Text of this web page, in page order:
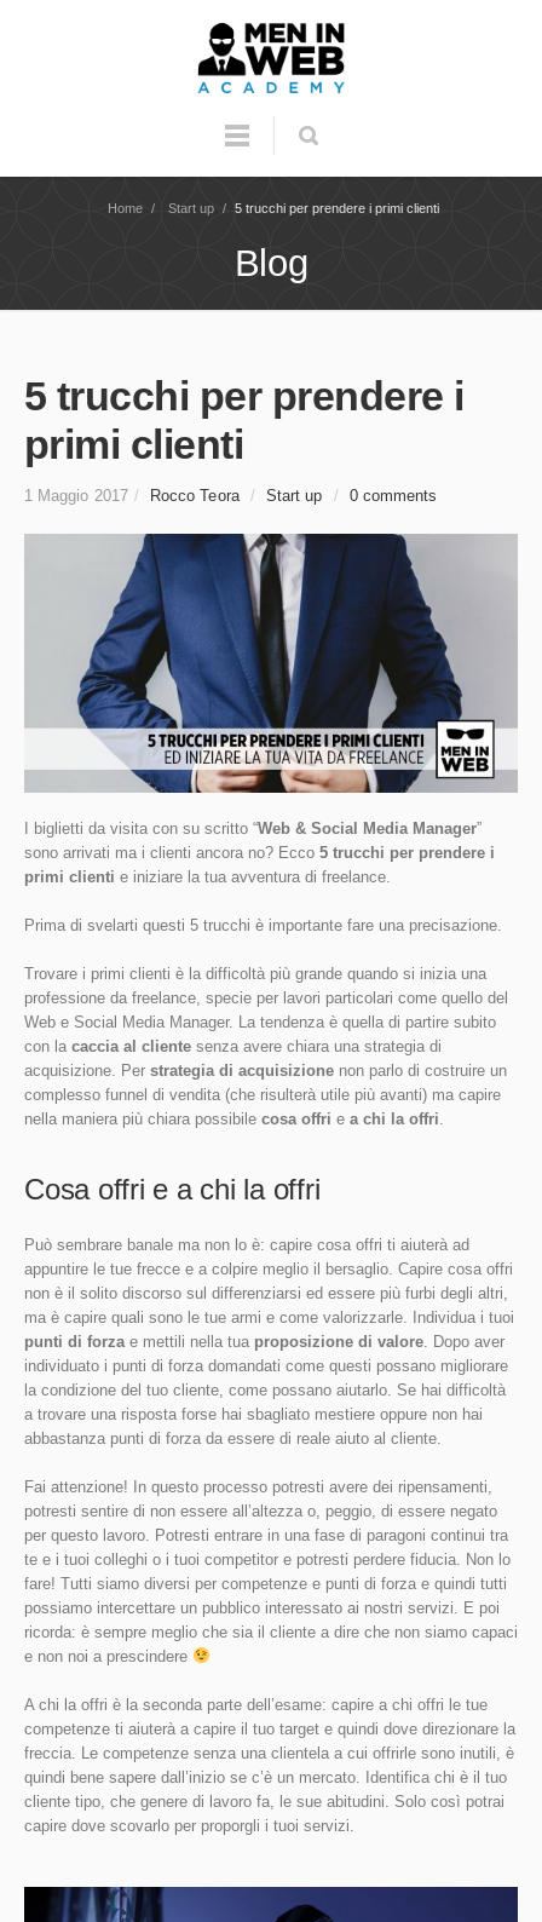
Home / Start up / 5 trucchi per prendere i primi clienti
Blog
5 trucchi per prendere i
primi clienti
1 Maggio 2017 / Rocco Teora / Start up / 0 comments
I biglietti da visita con su scritto “Web & Social Media Manager”
sono arrivati ma i clienti ancora no? Ecco 5 trucchi per prendere i
primi clienti e iniziare la tua avventura di freelance.
Prima di svelarti questi 5 trucchi è importante fare una precisazione.
Trovare i primi clienti è la difficoltà più grande quando si inizia una
professione da freelance, specie per lavori particolari come quello del
Web e Social Media Manager. La tendenza è quella di partire subito
con la caccia al cliente senza avere chiara una strategia di
acquisizione. Per strategia di acquisizione non parlo di costruire un
complesso funnel di vendita (che risulterà utile più avanti) ma capire
nella maniera più chiara possibile cosa offri e a chi la offri.
Cosa offri e a chi la offri
Può sembrare banale ma non lo è: capire cosa offri ti aiuterà ad
appuntire le tue frecce e a colpire meglio il bersaglio. Capire cosa offri
non è il solito discorso sul differenziarsi ed essere più furbi degli altri,
ma è capire quali sono le tue armi e come valorizzarle. Individua i tuoi
punti di forzae mettili nella tua proposizione di valore. Dopo aver
individuato i punti di forza domandati come questi possano migliorare
la condizione del tuo cliente, come possano aiutarlo. Se hai difficoltà
a trovare una risposta forse hai sbagliato mestiere oppure non hai
abbastanza punti di forza da essere di reale aiuto al cliente.
Fai attenzione! In questo processo potresti avere dei ripensamenti,
potresti sentire di non essere all’altezza o, peggio, di essere negato
per questo lavoro. Potresti entrare in una fase di paragoni continui tra
te e i tuoi colleghi o i tuoi competitor e potresti perdere fiducia. Non lo
fare! Tutti siamo diversi per competenze e punti di forza e quindi tutti
possiamo intercettare un pubblico interessato ai nostri servizi. E poi
ricorda: è sempre meglio che sia il cliente a dire che non siamo capaci
e non noi a prescindere
A chi la offri è la seconda parte dell’esame: capire a chi offri le tue
competenze ti aiuterà a capire il tuo target e quindi dove direzionare la
freccia. Le competenze senza una clientela a cui offrirle sono inutili, è
quindi bene sapere dall’inizio se c’è un mercato. Identifica chi è il tuo
cliente tipo, che genere di lavoro fa, le sue abitudini. Solo così potrai
capire dove scovarlo per proporgli i tuoi servizi.